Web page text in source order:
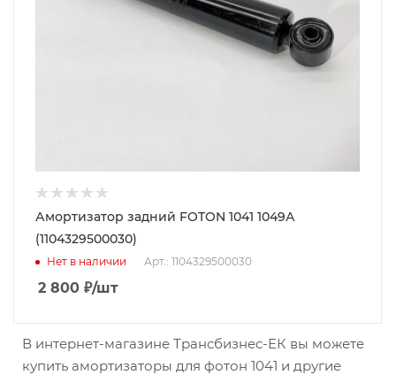
Амортизатор задний FOTON 1041 1049А
(1104329500030)
Нет в наличии Арт.: 1104329500030
2 800 ₽/шт
В интернет-магазине Трансбизнес-ЕК вы можете
купить амортизаторы для фотон 1041 и другие